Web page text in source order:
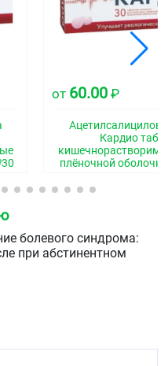
от 60.00 ₽
Кардио
плёночной
болевого синдрома:
при абстинентном
боли при менструации.